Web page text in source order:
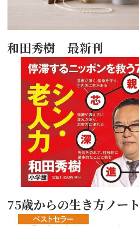
和田秀樹 最新刊
75歳からの生き方ノート